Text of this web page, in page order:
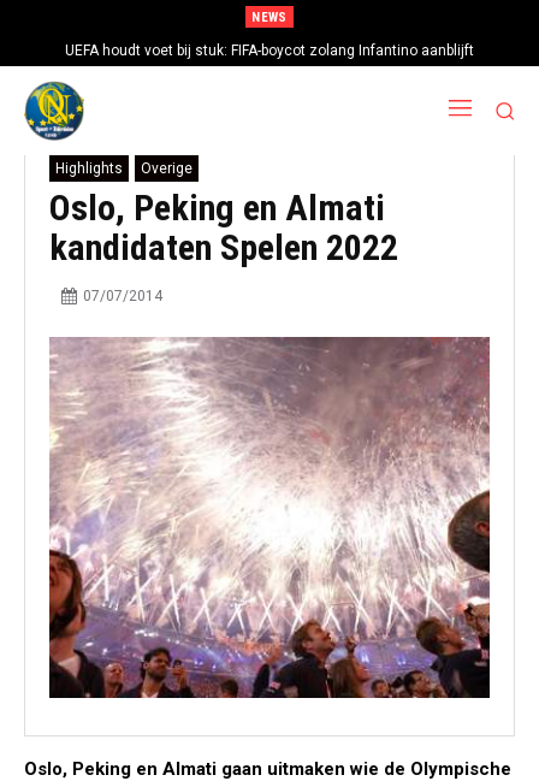
NEWS
UEFA houdt voet bij stuk: FIFA-boycot zolang Infantino aanblijft
Highlights Overige
Oslo, Peking en Almati
kandidaten Spelen 2022
07/07/2014
Oslo, Peking en Almati gaan uitmaken wie de Olympische